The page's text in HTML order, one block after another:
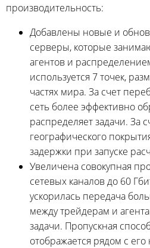
производительность:
Добавлены новые и
серверы, которые
агентов и
используется 7 точек,
частях мира. За счет
сеть более эффективно
распределяет задачи. За
географического
задержки при запуске
Увеличена совокупная
сетевых каналов до 60
ускорилась передача
между трейдерам и
задачи. Пропускная
отображается рядом с